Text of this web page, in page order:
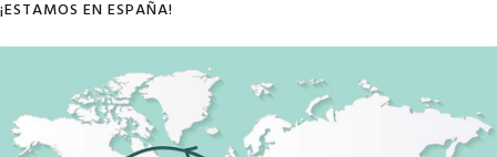
¡ESTAMOS EN ESPAÑA!